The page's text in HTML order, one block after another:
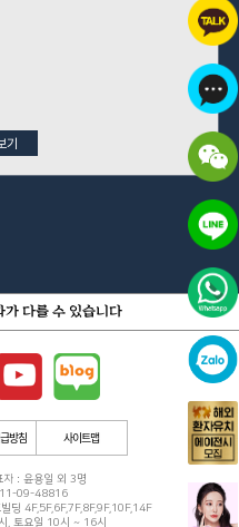
기
가 다를 수 있습니다
방침 사이트맵
자 : 윤용일 외 3명
09-48816
딩 4F,5F,6F,7F,8F,9F,10F,14F
, 토요일 10시 ~ 16시